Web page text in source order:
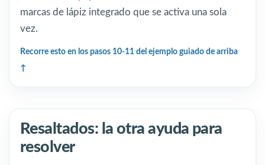
marcas de lápiz integrado que se activa una sola
vez.
Recorre esto en los pasos 10-11 del ejemplo guiado de arriba
Resaltados: la otra ayuda para
resolver